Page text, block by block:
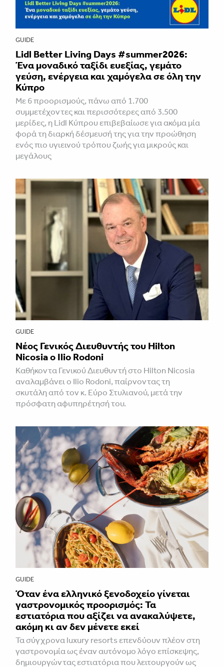
GUIDE
Lidl Better Living Days #summer2026:
Ένα μοναδικό ταξίδι ευεξίας, γεμάτο
γεύση, ενέργεια και χαμόγελα σε όλη την
Κύπρο
Με 6 προορισμούς, πάνω από 1.700
συμμετέχοντες και περισσότερες από 3.500
μερίδες, η Lidl Κύπρου επιβεβαίωσε για ακόμα μία
φορά τη διαρκή δέσμευσή της για την προώθηση
ενός πιο υγιεινού τρόπου ζωής για μικρούς και
μεγάλους
GUIDE
Νέος Γενικός Διευθυντής του Hilton
Nicosia ο Ilio Rodoni
Καθήκοντα Γενικού Διευθυντή στο Hilton Nicosia
αναλαμβάνει ο Ilio Rodoni, παίρνοντας τη
σκυτάλη από τον κ. Εύρο Στυλιανού, μετά την
πρόσφατη αφυπηρέτησή του.
GUIDE
Όταν ένα ελληνικό ξενοδοχείο γίνεται
γαστρονομικός προορισμός: Τα
εστιατόρια που αξίζει να ανακαλύψετε,
ακόμη κι αν δεν μένετε εκεί
Τα σύγχρονα luxury resorts επενδύουν πλέον στη
γαστρονομία ως έναν αυτόνομο λόγο επίσκεψης,
δημιουργώντας εστιατόρια που λειτουργούν ως